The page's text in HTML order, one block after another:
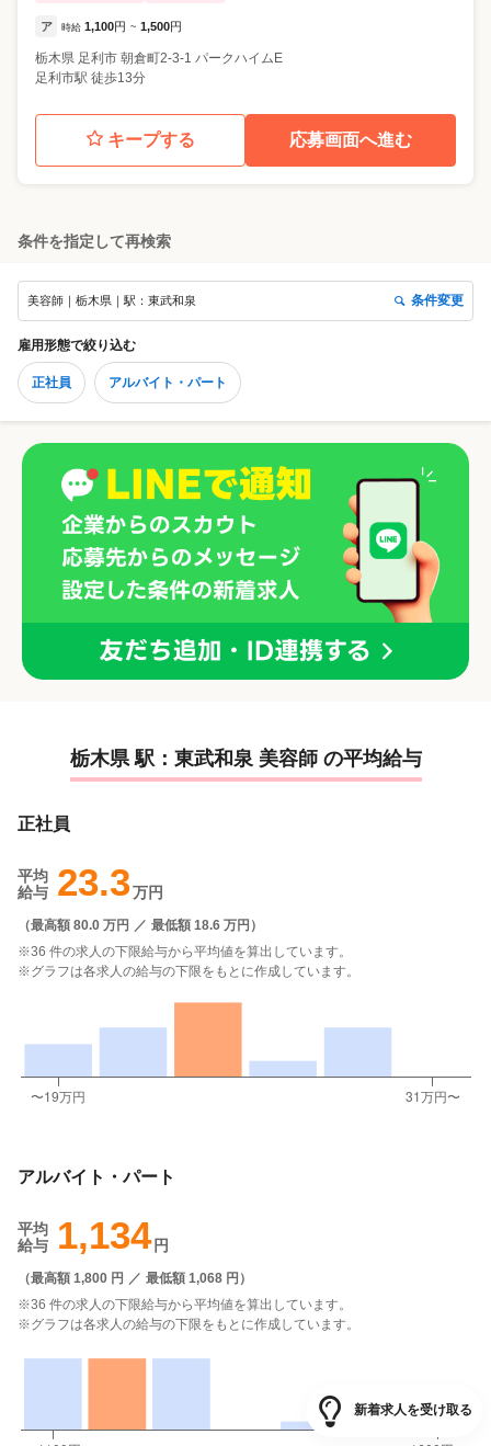
ア 時給 1,100円 ~ 1,500円
栃木県 足利市 朝倉町2-3-1 パークハイムE
足利市駅 徒歩13分
キープする 応募画面へ進む
条件を指定して再検索
美容師｜栃木県｜駅：東武和泉 条件変更
雇用形態で絞り込む
正社員 アルバイト・パート
栃木県 駅：東武和泉 美容師 の平均給与
正社員
平均
給与 23.3万円
（最高額 80.0 万円 ／ 最低額 18.6 万円 ）
※36 件の求人の下限給与から平均値を算出しています。
※グラフは各求人の給与の下限をもとに作成しています。
アルバイト・パート
平均
給与
1,134 円
（最高額 1,800 円 ／ 最低額 1,068 円 ）
※36 件の求人の下限給与から平均値を算出しています。
※グラフは各求人の給与の下限をもとに作成しています。
新着求人を受け取る